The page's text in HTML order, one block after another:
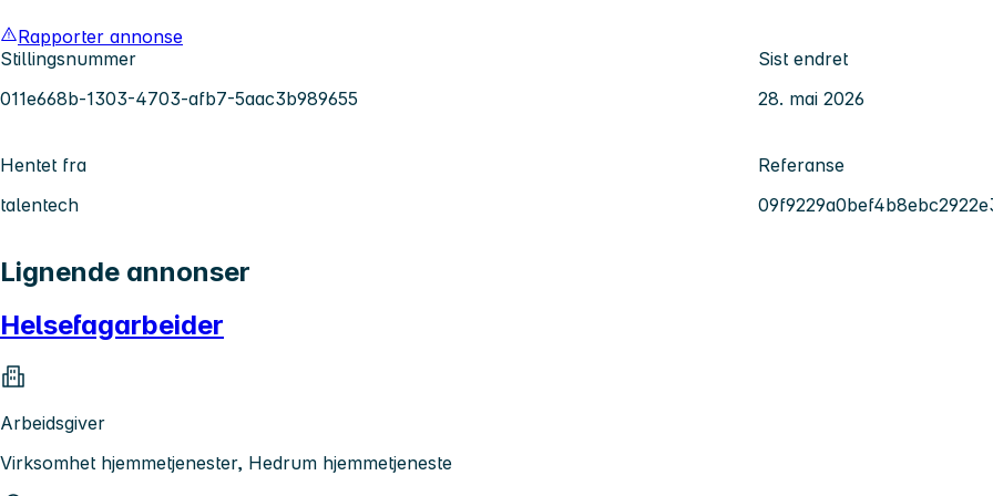
Rapporter annonse
Stillingsnummer
011e668b-1303-4703-afb7-5aac3b989655
Sist endret
28. mai 2026
Hentet fra
talentech
Referanse
Lignende annonser
Helsefagarbeider
Arbeidsgiver
Virksomhet hjemmetjenester, Hedrum hjemmetjeneste